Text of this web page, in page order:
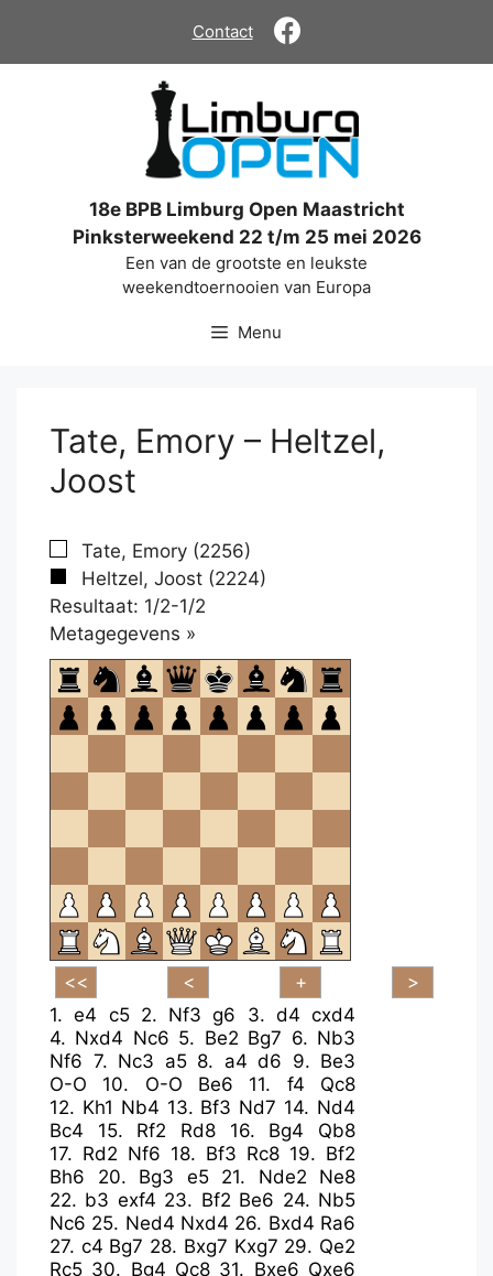
de
Contact
18e BPB Limburg Open Maastricht
Pinksterweekend 22 t/m 25 mei 2026
Een van de grootste en leukste
weekendtoernooien van Europa
Menu
Tate, Emory – Heltzel,
Joost
Tate, Emory (2256)
Heltzel, Joost (2224)
Resultaat: 1/2-1/2
Metagegevens »
om
te
openen.
1.e4 c5 2. Nf3 g6 3. d4 cxd4
4. Nxd4 Nc6 5. Be2 Bg7 6. Nb3
Nf6 7. Nc3 a5 8. a4 d6 9. Be3
O-O
10. O-O Be6 11. f4
Qc8
12. Kh1 Nb4 13. Bf3 Nd7 14. Nd4
Bc4
15. Rf2 Rd8 16. Bg4
Qb8
17. Rd2 Nf6 18. Bf3 Rc8 19. Bf2
Bh6
20. Bg3 e5 21. Nde2
Ne8
22. b3 exf4 23. Bf2 Be6 24. Nb5
Nc6 25. Ned4 Nxd4 26. Bxd4 Ra6
27. c4 Bg7 28. Bxg7 Kxg7 29. Qe2
Rc5 30. Bg4 Qc8 31. Bxe6 Qxe6